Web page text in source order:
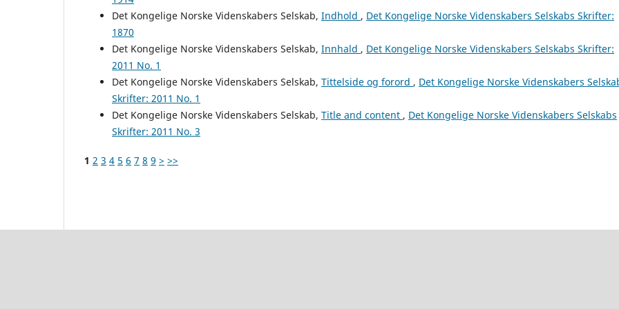
Det Kongelige Norske Videnskabers Selskab, Indhold , Det Kongelige Norske Videnskabers Selskabs Skrifter:
1870
Det Kongelige Norske Videnskabers Selskab, Innhald , Det Kongelige Norske Videnskabers Selskabs Skrifter:
2011 No. 1
Det Kongelige Norske Videnskabers Selskab, Tittelside og forord , Det Kongelige Norske Videnskabers
Skrifter: 2011 No. 1
Det Kongelige Norske Videnskabers Selskab, Title and content , Det Kongelige Norske Videnskabers Selskabs
Skrifter: 2011 No. 3
1 2 3 4 5 6 7 8 9 > >>